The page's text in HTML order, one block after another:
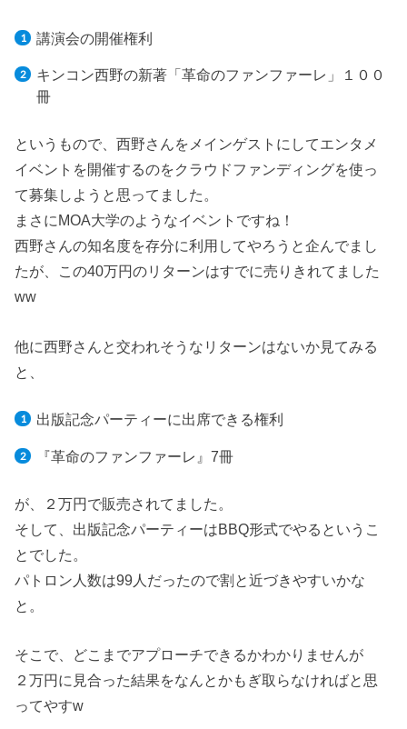
講演会の開催権利
キンコン西野の新著「革命のファンファーレ」１００
冊
というもので、西野さんをメインゲストにしてエンタメ
イベントを開催するのをクラウドファンディングを使っ
て募集しようと思ってました。
まさにMOA大学のようなイベントですね！
西野さんの知名度を存分に利用してやろうと企んでまし
たが、この40万円のリターンはすでに売りきれてました
ww
他に西野さんと交われそうなリターンはないか見てみる
と、
出版記念パーティーに出席できる権利
『革命のファンファーレ』7冊
が、２万円で販売されてました。
そして、出版記念パーティーはBBQ形式でやるというこ
とでした。
パトロン人数は99人だったので割と近づきやすいかな
と。
そこで、どこまでアプローチできるかわかりませんが
２万円に見合った結果をなんとかもぎ取らなければと思
ってやすw